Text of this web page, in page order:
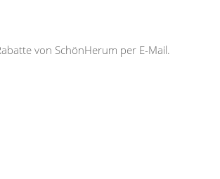
von SchönHerum per E-Mail.